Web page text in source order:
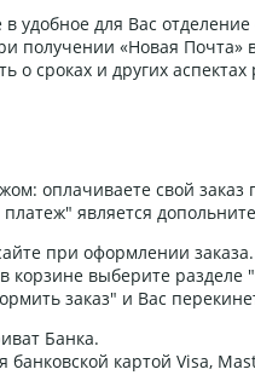
удобное для Вас
получении «Новая
о сроках и других
оплачиваете свой заказ
является
при оформлении заказа.
корзине выберите
заказ" и Вас
Банка.
банковской картой Visa,